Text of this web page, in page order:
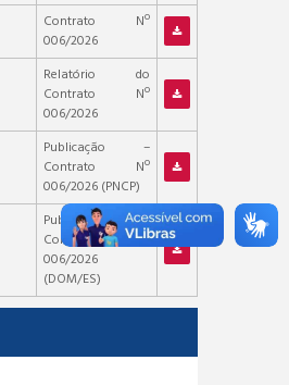
Contrato Nº
006/2026
Relatório do
Contrato Nº
006/2026
Publicação –
Contrato Nº
006/2026 (PNCP)
Publicação –
Contrato Nº
006/2026
(DOM/ES)